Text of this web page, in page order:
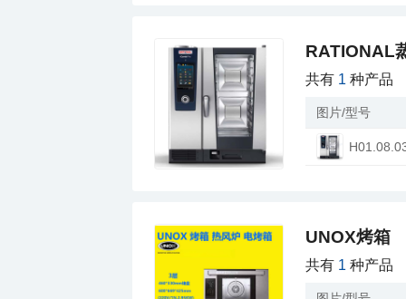
RATIONAL
共有 1 种产品
图片/型号
UNOX烤箱
共有 1 种产品